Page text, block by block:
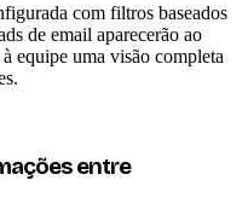
com filtros baseados
de email aparecerão ao
equipe uma visão completa
entre